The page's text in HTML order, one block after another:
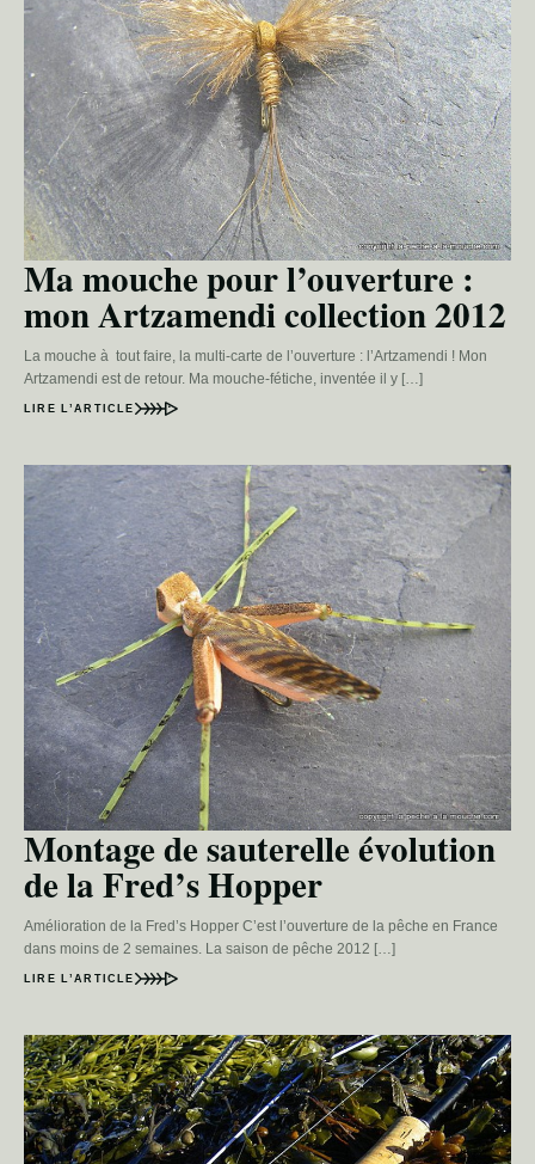
Ma mouche pour l’ouverture :
mon Artzamendi collection 2012
La mouche à tout faire, la multi-carte de l’ouverture : l’Artzamendi ! Mon
Artzamendi est de retour. Ma mouche-fétiche, inventée il y […]
LIRE L’ARTICLE
Montage de sauterelle évolution
de la Fred’s Hopper
Amélioration de la Fred’s Hopper C’est l’ouverture de la pêche en France
dans moins de 2 semaines. La saison de pêche 2012 […]
LIRE L’ARTICLE